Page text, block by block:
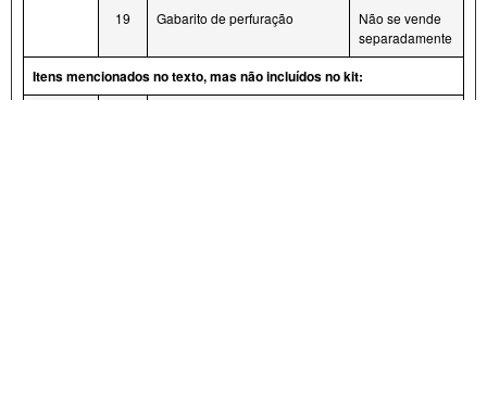
19 Gabarito de perfuração
Não se vende
separadamente
Itens mencionados no texto, mas não incluídos no kit: